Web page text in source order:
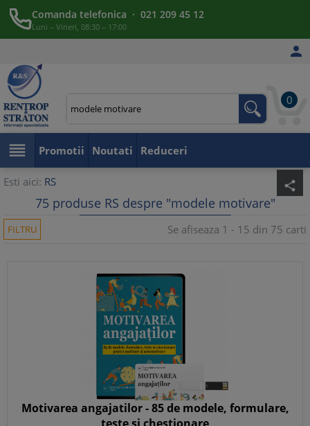
Comanda telefonica · 021 209 45 12
Luni – Vineri, 08:30 – 17:00

0
 Promotii Noutati Reduceri
Esti aici: RS share
75 produse RS despre "modele motivare"
FILTRU Se afiseaza 1 - 15 din 75 carti
Motivarea angajatilor - 85 de modele, formulare,